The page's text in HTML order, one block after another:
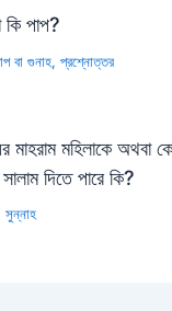
কি পাপ?
বা গুনাহ,প্রশ্নোত্তর
মহিলাকে অথবা
দিতে পারে কি?
সুন্নাহ